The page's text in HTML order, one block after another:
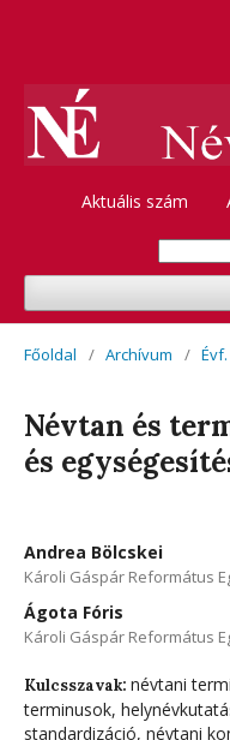
Aktuális szám
Főoldal / Archívum /
Névtan és
és
Andrea Bölcskei
Károli Gáspár Református
Ágota Fóris
Károli Gáspár Református
Kulcsszavak: névtani
terminusok,
standardizáció, névtani